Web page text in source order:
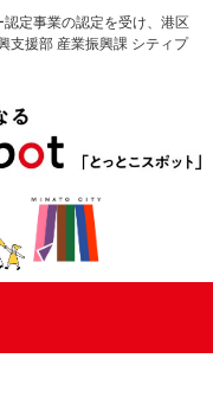
定事業の認定を受け、港区
支援部 産業振興課 シティプ